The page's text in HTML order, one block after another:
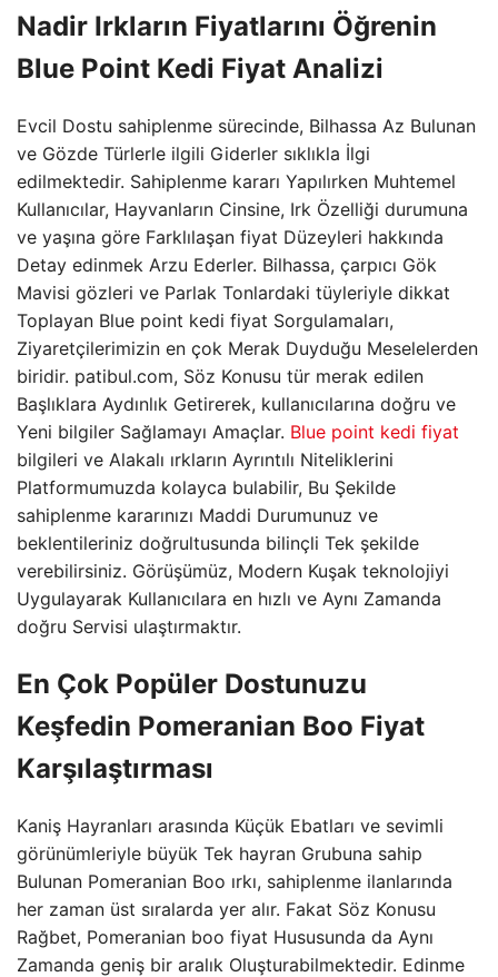
Nadir Irkların Fiyatlarını Öğrenin
Blue Point Kedi Fiyat Analizi
Evcil Dostu sahiplenme sürecinde, Bilhassa Az Bulunan
ve Gözde Türlerle ilgili Giderler sıklıkla İlgi
edilmektedir. Sahiplenme kararı Yapılırken Muhtemel
Kullanıcılar, Hayvanların Cinsine, Irk Özelliği durumuna
ve yaşına göre Farklılaşan fiyat Düzeyleri hakkında
Detay edinmek Arzu Ederler. Bilhassa, çarpıcı Gök
Mavisi gözleri ve Parlak Tonlardaki tüyleriyle dikkat
Toplayan Blue point kedi fiyat Sorgulamaları,
Ziyaretçilerimizin en çok Merak Duyduğu Meselelerden
biridir. patibul.com, Söz Konusu tür merak edilen
Başlıklara Aydınlık Getirerek, kullanıcılarına doğru ve
Yeni bilgiler Sağlamayı Amaçlar. Blue point kedi fiyat
bilgileri ve Alakalı ırkların Ayrıntılı Niteliklerini
Platformumuzda kolayca bulabilir, Bu Şekilde
sahiplenme kararınızı Maddi Durumunuz ve
beklentileriniz doğrultusunda bilinçli Tek şekilde
verebilirsiniz. Görüşümüz, Modern Kuşak teknolojiyi
Uygulayarak Kullanıcılara en hızlı ve Aynı Zamanda
doğru Servisi ulaştırmaktır.
En Çok Popüler Dostunuzu
Keşfedin Pomeranian Boo Fiyat
Karşılaştırması
Kaniş Hayranları arasında Küçük Ebatları ve sevimli
görünümleriyle büyük Tek hayran Grubuna sahip
Bulunan Pomeranian Boo ırkı, sahiplenme ilanlarında
her zaman üst sıralarda yer alır. Fakat Söz Konusu
Rağbet, Pomeranian boo fiyat Hususunda da Aynı
Zamanda geniş bir aralık Oluşturabilmektedir. Edinme